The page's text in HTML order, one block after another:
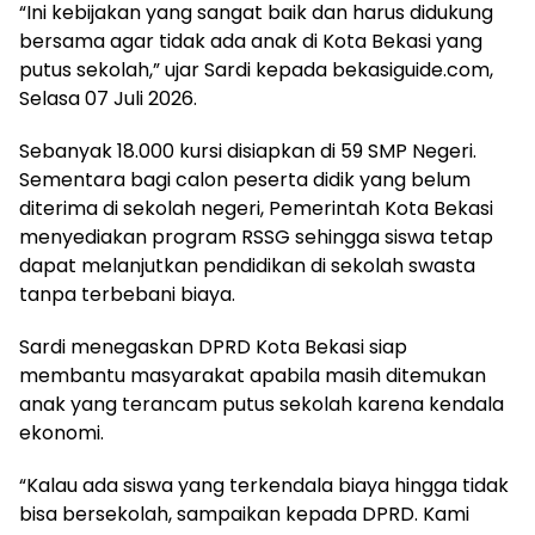
“Ini kebijakan yang sangat baik dan harus didukung
bersama agar tidak ada anak di Kota Bekasi yang
putus sekolah,” ujar Sardi kepada bekasiguide.com,
Selasa 07 Juli 2026.
Sebanyak 18.000 kursi disiapkan di 59 SMP Negeri.
Sementara bagi calon peserta didik yang belum
diterima di sekolah negeri, Pemerintah Kota Bekasi
menyediakan program RSSG sehingga siswa tetap
dapat melanjutkan pendidikan di sekolah swasta
tanpa terbebani biaya.
Sardi menegaskan DPRD Kota Bekasi siap
membantu masyarakat apabila masih ditemukan
anak yang terancam putus sekolah karena kendala
ekonomi.
“Kalau ada siswa yang terkendala biaya hingga tidak
bisa bersekolah, sampaikan kepada DPRD. Kami